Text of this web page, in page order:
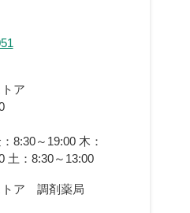
ア
8:30～19:00 木：
土：8:30～13:00
トア 調剤薬局